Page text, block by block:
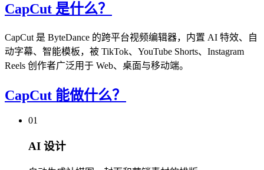
CapCut 是什么？
CapCut 是 ByteDance 的跨平台视频编辑器，内置 AI 特效、自
动字幕、智能模板，被 TikTok、YouTube Shorts、Instagram
Reels 创作者广泛用于 Web、桌面与移动端。
CapCut 能做什么？
01
AI 设计